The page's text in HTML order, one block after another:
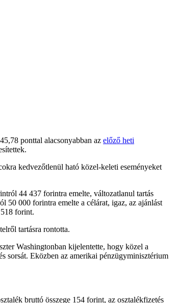
ponttal alacsonyabban az előző heti
kedvezőtlenül ható közel-keleti eseményeket
44 437 forintra emelte, változatlanul tartás
000 forintra emelte a célárat, igaz, az ajánlást
forint.
tartásra rontotta.
Washingtonban kijelentette, hogy közel a
sorsát. Eközben az amerikai pénzügyminisztérium
bruttó összege 154 forint, az osztalékfizetés